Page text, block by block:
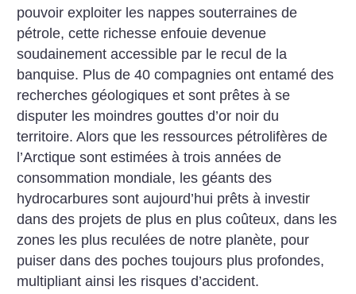
pouvoir exploiter les nappes souterraines de
pétrole, cette richesse enfouie devenue
soudainement accessible par le recul de la
banquise. Plus de 40 compagnies ont entamé des
recherches géologiques et sont prêtes à se
disputer les moindres gouttes d’or noir du
territoire. Alors que les ressources pétrolifères de
l’Arctique sont estimées à trois années de
consommation mondiale, les géants des
hydrocarbures sont aujourd’hui prêts à investir
dans des projets de plus en plus coûteux, dans les
zones les plus reculées de notre planète, pour
puiser dans des poches toujours plus profondes,
multipliant ainsi les risques d’accident.